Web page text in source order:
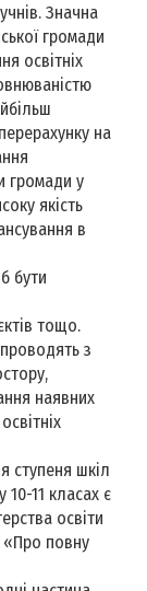
Значна
громади
освітніх
на
громади у
якість
в
бути
тощо.
з
наявних
ступеня шкіл
10-11 класах є
освіти
«Про повну